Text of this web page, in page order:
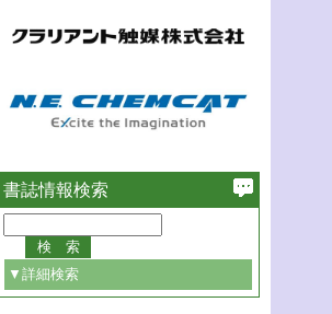
書誌情報検索
▼詳細検索